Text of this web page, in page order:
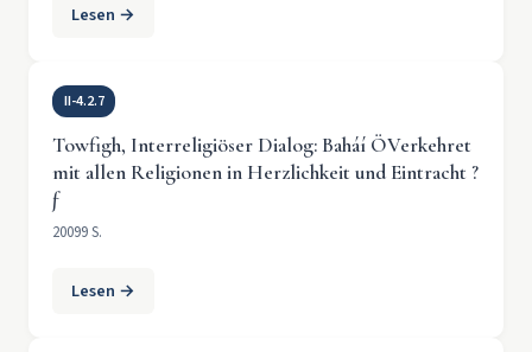
Lesen →
II-4.2.7
Towfigh, Interreligiöser Dialog: Baháí ÖVerkehret
mit allen Religionen in Herzlichkeit und Eintracht ?
ƒ
20099 S.
Lesen →